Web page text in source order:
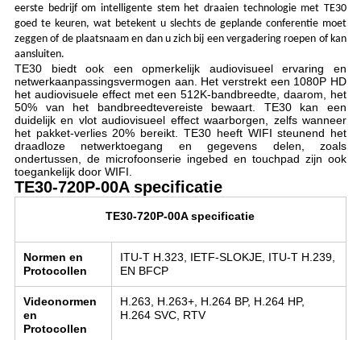
eerste bedrijf om intelligente stem het draaien technologie met TE30
goed te keuren, wat betekent u slechts de geplande conferentie moet
zeggen of de plaatsnaam en dan u zich bij een vergadering roepen of kan
aansluiten.
TE30 biedt ook een opmerkelijk audiovisueel ervaring en
netwerkaanpassingsvermogen aan. Het verstrekt een 1080P HD
het audiovisuele effect met een 512K-bandbreedte, daarom, het
50% van het bandbreedtevereiste bewaart. TE30 kan een
duidelijk en vlot audiovisueel effect waarborgen, zelfs wanneer
het pakket-verlies 20% bereikt. TE30 heeft WIFI steunend het
draadloze netwerktoegang en gegevens delen, zoals
ondertussen, de microfoonserie ingebed en touchpad zijn ook
toegankelijk door WIFI.
TE30-720P-00Aspecificatie
TE30-720P-00A specificatie
Normen en
Protocollen
ITU-T H.323, IETF-SLOKJE, ITU-T H.239,
EN BFCP
Videonormen
en
Protocollen
H.263, H.263+, H.264 BP, H.264 HP,
H.264 SVC, RTV